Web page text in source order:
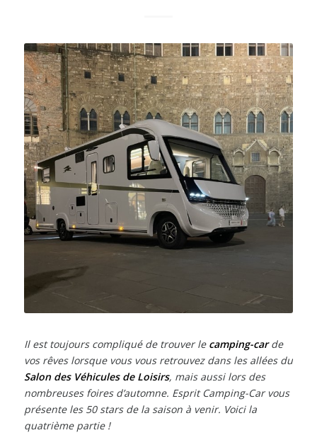
Il est toujours compliqué de trouver le camping-carde
vos rêves lorsque vous vous retrouvez dans les allées du
Salon des Véhicules de Loisirs, mais aussi lors des
nombreuses foires d’automne. Esprit Camping-Car vous
présente les 50 stars de la saison à venir. Voici la
quatrième partie !